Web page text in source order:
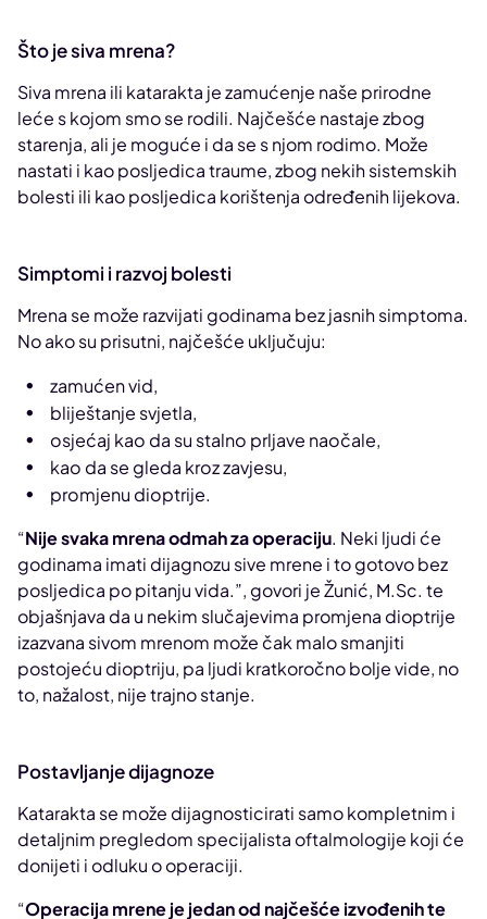
Što je siva mrena?
Siva mrena ili katarakta je zamućenje naše prirodne
leće s kojom smo se rodili. Najčešće nastaje zbog
starenja, ali je moguće i da se s njom rodimo. Može
nastati i kao posljedica traume, zbog nekih sistemskih
bolesti ili kao posljedica korištenja određenih lijekova.
Simptomi i razvoj bolesti
Mrena se može razvijati godinama bez jasnih simptoma.
No ako su prisutni, najčešće uključuju:
zamućen vid,
bliještanje svjetla,
osjećaj kao da su stalno prljave naočale,
kao da se gleda kroz zavjesu,
promjenu dioptrije.
“Nije svaka mrena odmah za operaciju. Neki ljudi će
godinama imati dijagnozu sive mrene i to gotovo bez
posljedica po pitanju vida.”, govori je Žunić, M.Sc. te
objašnjava da u nekim slučajevima promjena dioptrije
izazvana sivom mrenom može čak malo smanjiti
postojeću dioptriju, pa ljudi kratkoročno bolje vide, no
to, nažalost, nije trajno stanje.
Postavljanje dijagnoze
Katarakta se može dijagnosticirati samo kompletnim i
detaljnim pregledom specijalista oftalmologije koji će
donijeti i odluku o operaciji.
“Operacija mrene je jedan od najčešće izvođenih te